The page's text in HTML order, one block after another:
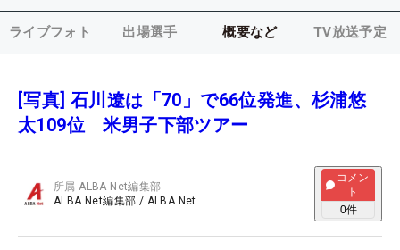
ライブフォト 出場選手 概要など TV放送予定
[写真] 石川遼は「70」で66位発進、杉浦悠
太109位 米男子下部ツアー
所属ALBA Net編集部
ALBA Net編集部 / ALBA Net
コメン
ト
0件